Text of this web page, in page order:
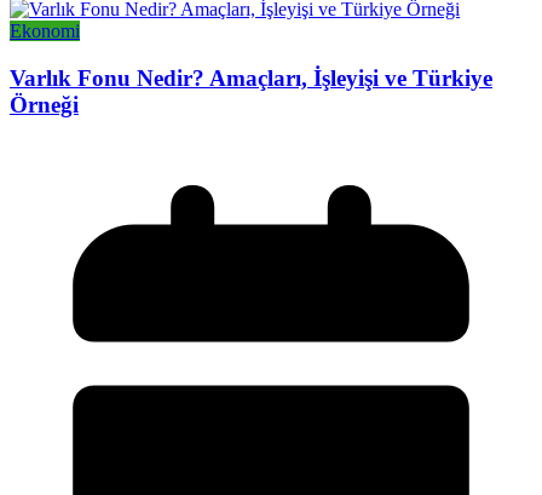
Ekonomi
Varlık Fonu Nedir? Amaçları, İşleyişi ve Türkiye
Örneği